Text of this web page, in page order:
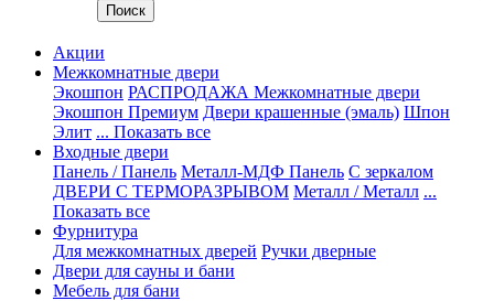
Акции
Межкомнатные двери
Экошпон РАСПРОДАЖА Межкомнатные двери
Экошпон Премиум Двери крашенные (эмаль) Шпон
Элит ... Показать все
Входные двери
Панель / Панель Металл-МДФ Панель С зеркалом
ДВЕРИ С ТЕРМОРАЗРЫВОМ Металл / Металл ...
Показать все
Фурнитура
Для межкомнатных дверей Ручки дверные
Двери для сауны и бани
Мебель для бани